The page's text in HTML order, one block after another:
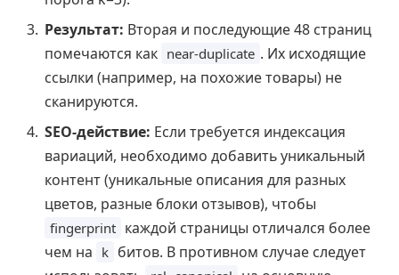
Результат: Вторая и последующие 48 страниц
помечаются как near-duplicate . Их исходящие
ссылки (например, на похожие товары) не
сканируются.
SEO-действие: Если требуется индексация
вариаций, необходимо добавить уникальный
контент (уникальные описания для разных
цветов, разные блоки отзывов), чтобы
fingerprint каждой страницы отличался более
чем на k битов. В противном случае следует